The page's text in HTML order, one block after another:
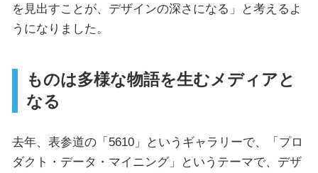
を見出すことが、デザインの深さになる」と考えるよ
うになりました。
ものは多様な物語を生むメディアと
なる
去年、表参道の「5610」というギャラリーで、「プロ
ダクト・データ・マイニング」というテーマで、デザ